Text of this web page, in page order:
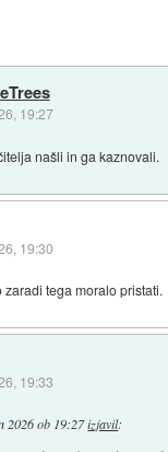
19:27
našli in ga kaznovali.
19:30
tega moralo pristati.
19:33
2026 ob 19:27izjavil: